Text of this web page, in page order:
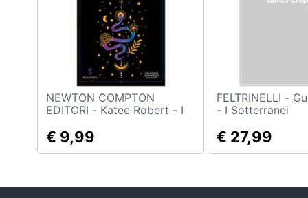
Libri, cd e dvd
Promozioni
NEWTON COMPTON
EDITORI - Katee Robert - I
€ 9,99
FELTRINELLI - Guido Crepax
- I Sotterranei
€ 27,99